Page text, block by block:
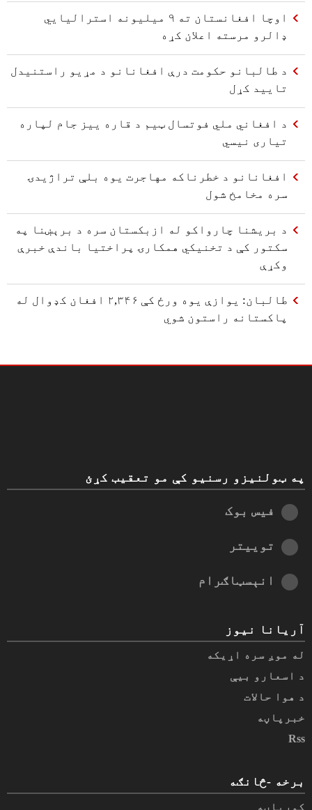
اوچا افغانستان ته ۹ میلیونه استرالیایي
ډالرو مرسته اعلان کړه
د طالبانو حکومت درې افغانانو د مړیو راستنیدل
تایید کړل
د افغاني ملي فوتسال ټیم د قاره ييز جام لپاره
تیاری نیسي
افغانانو د خطرناکه مهاجرت یوه بلې تراژیدۍ
سره مخامخ شول
د بريشنا چارواکو له ازبکستان سره د برېښنا په
سکتور کې د تخنیکي همکارۍ پراختیا باندې خبرې
وکړې
طالبان: یوازې یوه ورځ کې ۲,۳۴۶ افغان کډوال له
پاکستانه راستون شوي
په ټولنیزو رسنیو کې مو تعقیب کړئ
فیس بوک
توییتر
انېسټاګرام
آریانا نیوز
له موږ سره اړیکه
د اسعارو بیې
د هوا حالات
خبرپاڼه
Rss
برخه -څانګه
کورپاڼه